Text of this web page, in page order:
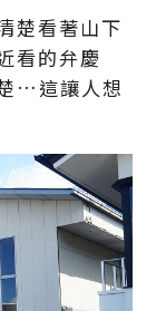
楚看著山下
看的弁慶
…這讓人想